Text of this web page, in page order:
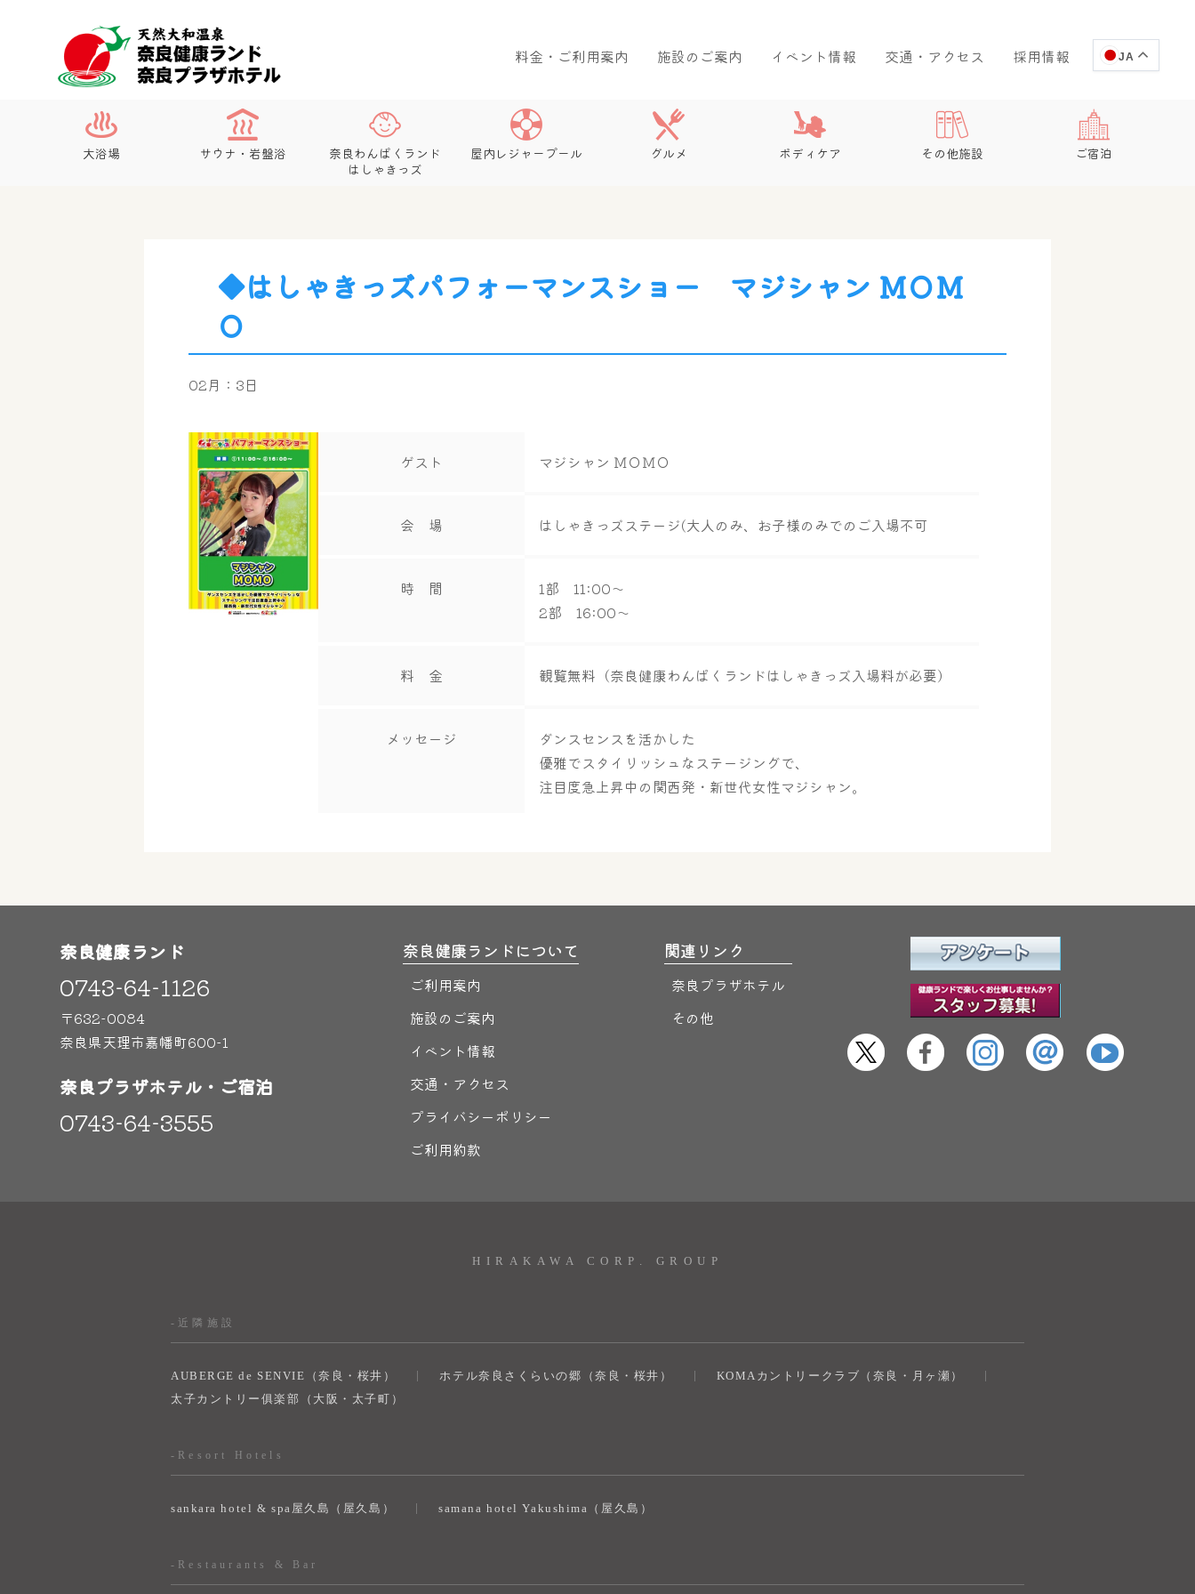
料金・ご利用案内 施設のご案内 イベント情報 交通・アクセス 採用情報 JA
大浴場 サウナ・岩盤浴
奈良わんぱくランド
はしゃきっズ
屋内レジャープール グルメ ボディケア その他施設 ご宿泊
◆はしゃきっズパフォーマンスショー マジシャン ＭＯＭ
Ｏ
02月：3日
ゲスト マジシャン ＭＯＭＯ
会 場 はしゃきっズステージ(大人のみ、お子様のみでのご入場不可
時 間
1部 11:00～
2部 16:00～
料 金 観覧無料（奈良健康わんぱくランドはしゃきっズ入場料が必要）
メッセージ
ダンスセンスを活かした
優雅でスタイリッシュなステージングで、
注目度急上昇中の関西発・新世代女性マジシャン。
奈良健康ランド
0743-64-1126
〒632-0084
奈良県天理市嘉幡町600-1
奈良プラザホテル・ご宿泊
0743-64-3555
奈良健康ランドについて
ご利用案内
施設のご案内
イベント情報
交通・アクセス
プライバシーポリシー
ご利用約款
関連リンク
奈良プラザホテル
その他
HIRAKAWA CORP. GROUP
-近隣施設
AUBERGE de SENVIE（奈良・桜井） ホテル奈良さくらいの郷（奈良・桜井）
KOMAカントリークラブ（奈良・月ヶ瀬）
太子カントリー俱楽部（大阪・太子町）
-Resort Hotels
sankara hotel & spa屋久島（屋久島） samana hotel Yakushima（屋久島）
-Restaurants & Bar
奈良健康ランド
AIコンシェルジュ